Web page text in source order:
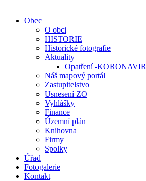
Obec
O obci
HISTORIE
Historické fotografie
Aktuality
Opatření -KORONAVIR
Náš mapový portál
Zastupitelstvo
Usnesení ZO
Vyhlášky
Finance
Územní plán
Knihovna
Firmy
Spolky
Úřad
Fotogalerie
Kontakt